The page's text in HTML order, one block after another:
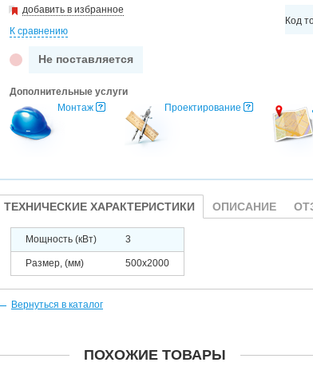
добавить в избранное
К сравнению
Не поставляется
Код
Дополнительные услуги
Монтаж
Проектирование
ТЕХНИЧЕСКИЕ ХАРАКТЕРИСТИКИ ОПИСАНИЕ
Мощность (кВт) 3
Размер, (мм) 500x2000
Вернуться в каталог
ПОХОЖИЕ ТОВАРЫ